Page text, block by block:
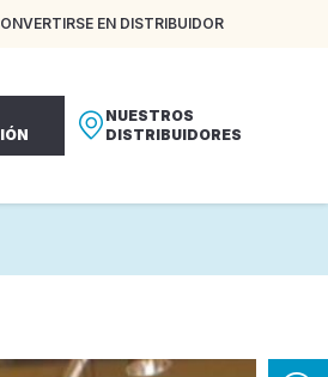
EN DISTRIBUIDOR
NUESTROS
DISTRIBUIDORES